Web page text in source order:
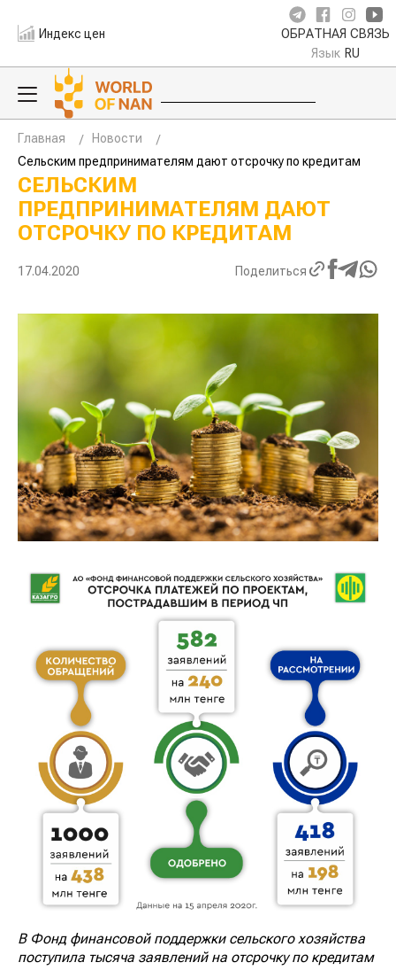
Индекс цен ОБРАТНАЯ СВЯЗЬ
Язык RU
Главная
Новости
Сельским предпринимателям дают отсрочку по кредитам
СЕЛЬСКИМ
ПРЕДПРИНИМАТЕЛЯМ ДАЮТ
ОТСРОЧКУ ПО КРЕДИТАМ
17.04.2020 Поделиться
В Фонд финансовой поддержки сельского хозяйства
поступила тысяча заявлений на отсрочку по кредитам